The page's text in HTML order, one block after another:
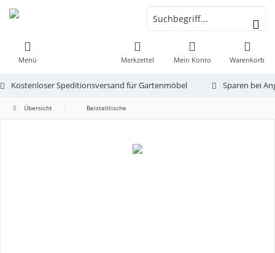
Menü Warenkorb
Merkzettel Mein Konto
Kostenloser Speditionsversand für Gartenmöbel Sparen bei
Übersicht Beistelltische